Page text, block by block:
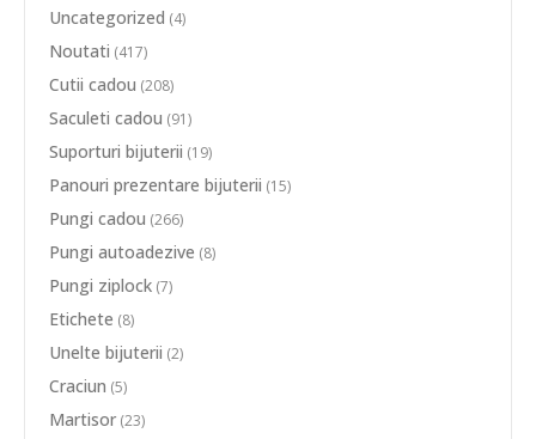
Uncategorized (4)
Noutati (417)
Cutii cadou (208)
Saculeti cadou (91)
Suporturi bijuterii (19)
Panouri prezentare bijuterii (15)
Pungi cadou (266)
Pungi autoadezive (8)
Pungi ziplock (7)
Etichete (8)
Unelte bijuterii (2)
Craciun (5)
Martisor (23)